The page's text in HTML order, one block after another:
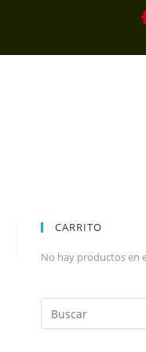
CARRITO
No hay productos en